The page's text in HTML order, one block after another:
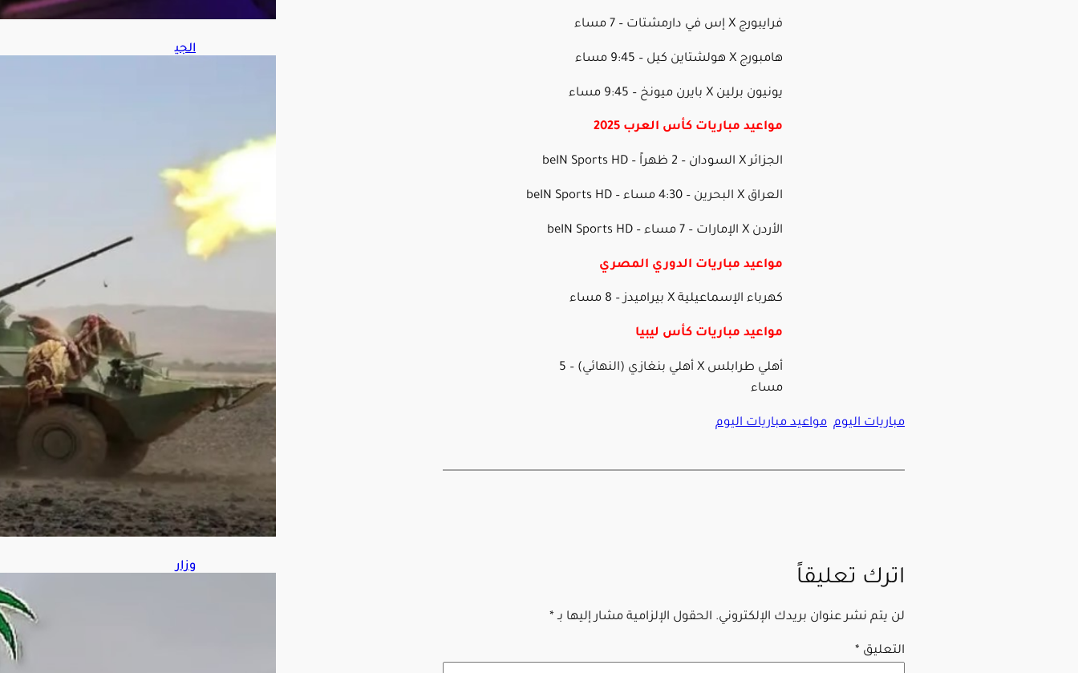
فرايبورج X إس في دارمشتات – 7 مساء
هامبورج X هولشتاين كيل – 9:45 مساء
يونيون برلين X بايرن ميونخ – 9:45 مساء
مواعيد مباريات كأس العرب 2025
الجزائر X السودان – 2 ظهراً – beIN Sports HD
العراق X البحرين – 4:30 مساء – beIN Sports HD
الأردن X الإمارات – 7 مساء – beIN Sports HD
مواعيد مباريات الدوري المصري
كهرباء الإسماعيلية X بيراميدز – 8 مساء
مواعيد مباريات كأس ليبيا
أهلي طرابلس X أهلي بنغازي (النهائي) – 5
مساء
مباريات اليوم مواعيد مباريات اليوم
اترك تعليقاً
لن يتم نشر عنوان بريدك الإلكتروني. الحقول الإلزامية مشار إليها بـ *
التعليق *
الجي
لا
عس
كريا
ضد
العن
اصر
الح
الإر
دها
أغ
س
8,
6
وزار